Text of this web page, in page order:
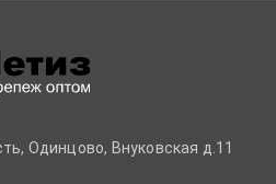
Одинцово, Внуковская д.11